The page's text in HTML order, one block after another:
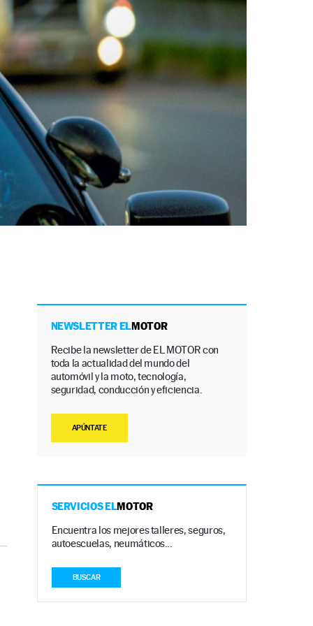
NEWSLETTER ELMOTOR
Recibe la newsletter de EL MOTOR con
toda la actualidad del mundo del
automóvil y la moto, tecnología,
seguridad, conducción y eficiencia.
APÚNTATE
SERVICIOS ELMOTOR
Encuentra los mejores talleres, seguros,
autoescuelas, neumáticos…
BUSCAR